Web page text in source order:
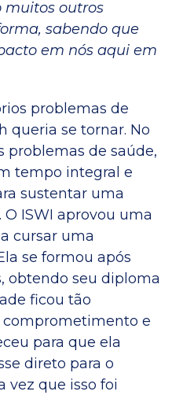
outros
sabendo que
em nós aqui em
problemas de
queria se tornar. No
problemas de saúde,
tempo integral e
sustentar uma
ISWI aprovou uma
cursar uma
se formou após
obtendo seu diploma
ficou tão
comprometimento e
para que ela
direto para o
vez que isso foi